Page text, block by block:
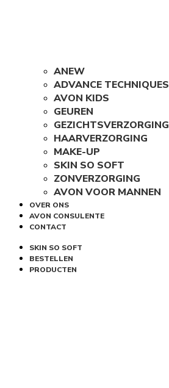
ANEW
ADVANCE TECHNIQUES
AVON KIDS
GEUREN
GEZICHTSVERZORGING
HAARVERZORGING
MAKE-UP
SKIN SO SOFT
ZONVERZORGING
AVON VOOR MANNEN
OVER ONS
AVON CONSULENTE
CONTACT
SKIN SO SOFT
BESTELLEN
PRODUCTEN